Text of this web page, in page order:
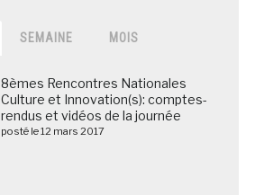
SEMAINE MOIS
8èmes Rencontres Nationales
Culture et Innovation(s): comptes-
rendus et vidéos de la journée
posté le 12 mars 2017